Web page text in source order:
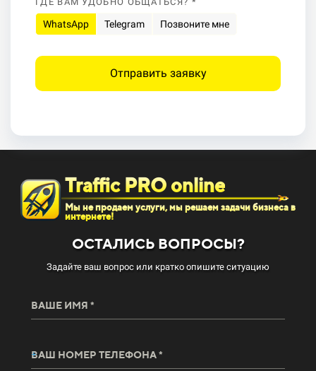
WhatsApp Telegram Позвоните мне
Отправить заявку
Traffic PRO online
Мы не продаем услуги, мы решаем задачи бизнеса в
интернете!
ОСТАЛИСЬ ВОПРОСЫ?
Задайте ваш вопрос или кратко опишите ситуацию
ВАШЕ ИМЯ *
ВАШ НОМЕР ТЕЛЕФОНА *